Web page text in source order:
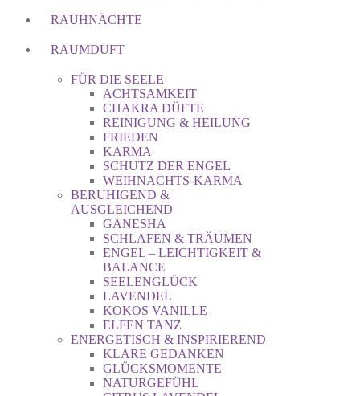
RAUHNÄCHTE
RAUMDUFT
FÜR DIE SEELE
ACHTSAMKEIT
CHAKRA DÜFTE
REINIGUNG & HEILUNG
FRIEDEN
KARMA
SCHUTZ DER ENGEL
WEIHNACHTS-KARMA
BERUHIGEND &
AUSGLEICHEND
GANESHA
SCHLAFEN & TRÄUMEN
ENGEL – LEICHTIGKEIT &
BALANCE
SEELENGLÜCK
LAVENDEL
KOKOS VANILLE
ELFEN TANZ
ENERGETISCH & INSPIRIEREND
KLARE GEDANKEN
GLÜCKSMOMENTE
NATURGEFÜHL